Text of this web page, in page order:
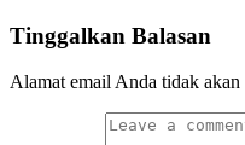
Tinggalkan Balasan
Alamat email Anda tidak